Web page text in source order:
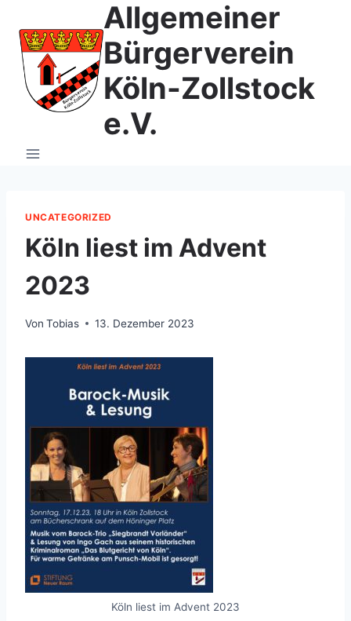
Inhalt
springen
Allgemeiner
Bürgerverein
Köln-Zollstock
e.V.
UNCATEGORIZED
Köln liest im Advent
2023
Von Tobias 13. Dezember 2023
Köln liest im Advent 2023